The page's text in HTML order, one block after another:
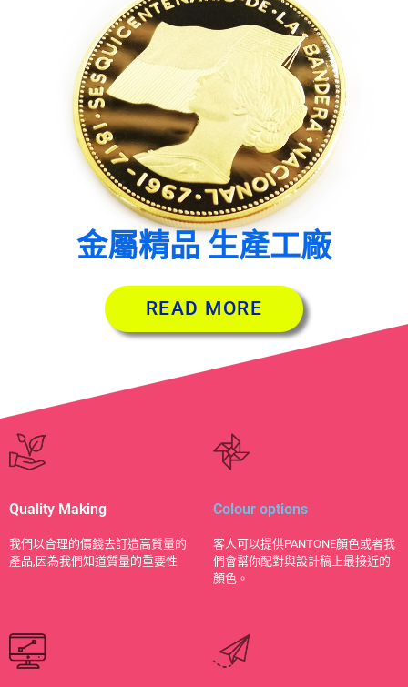
金屬精品 生產工廠
READ MORE
Quality Making
​我們以合理的價錢去訂造高質量的
產品,因為我們知道質量的重要性
Colour options
客人可以提供PANTONE顏色或者我
們會幫你配對與設計稿上最接近的
顏色。